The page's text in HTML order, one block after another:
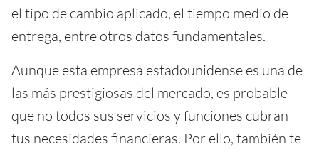
el tipo de cambio aplicado, el tiempo medio de
entrega, entre otros datos fundamentales.
Aunque esta empresa estadounidense es una de
las más prestigiosas del mercado, es probable
que no todos sus servicios y funciones cubran
tus necesidades financieras. Por ello, también te